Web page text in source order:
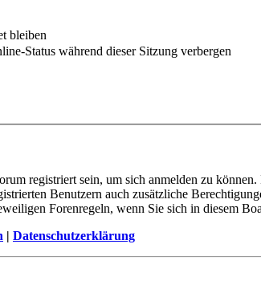
bleiben
Status während dieser Sitzung verbergen
registriert sein, um sich anmelden zu
Benutzern auch zusätzliche
Forenregeln, wenn Sie sich in diesem
| Datenschutzerklärung